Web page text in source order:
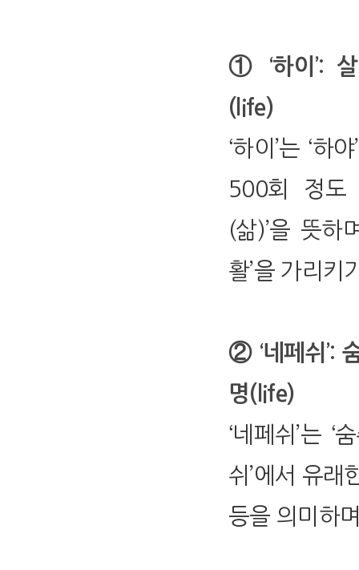
① ‘하이’:
(life)
‘하이’는 ‘하
500회 정도
(삶)’을 뜻하
활’을 가리
② ‘네페쉬’:
명(life)
‘네페쉬’는 ‘
쉬’에서 유래
등을 의미하